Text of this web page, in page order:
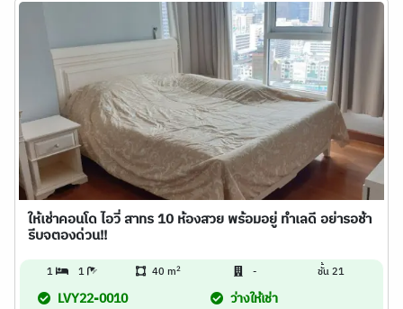
ให้เช่าคอนโด ไอวี่ สาทร 10 ห้องสวย พร้อมอยู่ ทำเลดี อย่ารอช้า
รีบจตองด่วน!!
1 1 40 m2 - ชั้น 21
LVY22-0010 ว่างให้เช่า